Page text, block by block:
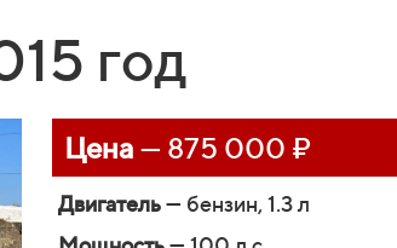
год
Цена — 875 000 ₽
Двигатель— бензин, 1.3 л